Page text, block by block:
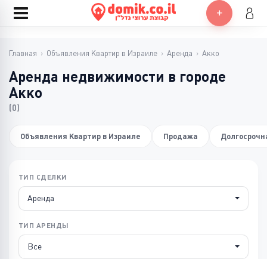
Главная › Объявления Квартир в Израиле › Аренда › Акко
Аренда недвижимости в городе
Акко
(0)
Объявления Квартир в Израиле Продажа
ТИП СДЕЛКИ
Аренда
ТИП АРЕНДЫ
Все